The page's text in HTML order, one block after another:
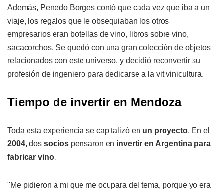
Además, Penedo Borges contó que cada vez que iba a un
viaje, los regalos que le obsequiaban los otros
empresarios eran botellas de vino, libros sobre vino,
sacacorchos. Se quedó con una gran colección de objetos
relacionados con este universo, y decidió reconvertir su
profesión de ingeniero para dedicarse a la vitivinicultura.
Tiempo de invertir en Mendoza
Toda esta experiencia se capitalizó en un proyecto. En el
2004, dos socios pensaron en invertir en Argentina para
fabricar vino.
"Me pidieron a mi que me ocupara del tema, porque yo era